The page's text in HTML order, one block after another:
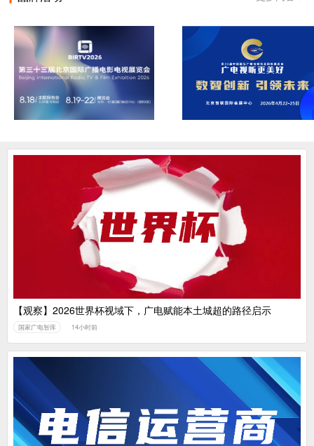
【观察】2026世界杯视域下，广电赋能本土城超的路径启示
国家广电智库 14小时前